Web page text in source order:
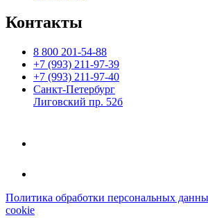
Контакты
8 800 201-54-88
+7 (993) 211-97-39
+7 (993) 211-97-40
Санкт-Петербург
Лиговский пр. 52б
Политика обработки персональных
cookie